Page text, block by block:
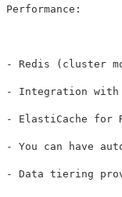
Performance:
- Redis (cluster
- Integration with
- ElastiCache for
- You can have
- Data tiering